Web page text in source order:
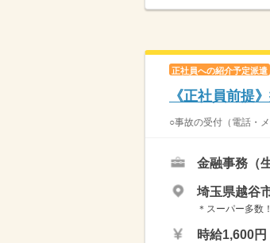
正社員への紹介予定派遣
《正社員前提
○事故の受付（電話・
金融事務（
埼玉県越谷
＊スーパー多数
時給1,600円